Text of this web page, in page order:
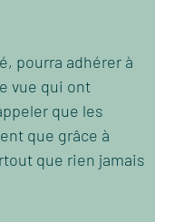
pourra adhérer à
vue qui ont
que les
que grâce à
que rien jamais